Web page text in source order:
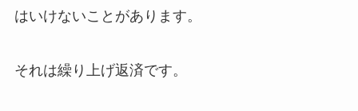
はいけないことがあります。
それは繰り上げ返済です。